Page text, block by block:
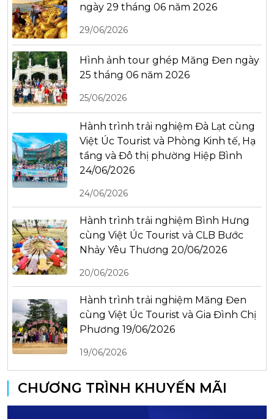
ngày 29 tháng 06 năm 2026
29/06/2026
Hình ảnh tour ghép Măng Đen ngày
25 tháng 06 năm 2026
25/06/2026
Hành trình trải nghiệm Đà Lạt cùng
Việt Úc Tourist và Phòng Kinh tế, Hạ
tầng và Đô thị phường Hiệp Bình
24/06/2026
24/06/2026
Hành trình trải nghiệm Bình Hưng
cùng Việt Úc Tourist và CLB Bước
Nhảy Yêu Thương 20/06/2026
20/06/2026
Hành trình trải nghiệm Măng Đen
cùng Việt Úc Tourist và Gia Đình Chị
Phương 19/06/2026
19/06/2026
CHƯƠNG TRÌNH KHUYẾN MÃI